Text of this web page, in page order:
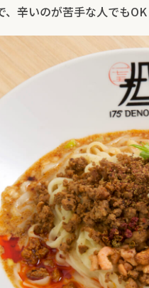
辛いのが苦手な人でもOK